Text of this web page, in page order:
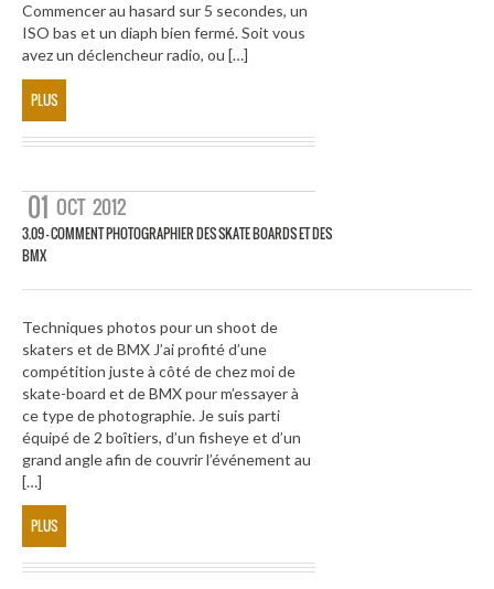
Commencer au hasard sur 5 secondes, un
ISO bas et un diaph bien fermé. Soit vous
avez un déclencheur radio, ou […]
PLUS
01 OCT 2012
3.09 – COMMENT PHOTOGRAPHIER DES SKATE BOARDS ET DES
BMX
Techniques photos pour un shoot de
skaters et de BMX J’ai profité d’une
compétition juste à côté de chez moi de
skate-board et de BMX pour m’essayer à
ce type de photographie. Je suis parti
équipé de 2 boîtiers, d’un fisheye et d’un
grand angle afin de couvrir l’événement au
[…]
PLUS